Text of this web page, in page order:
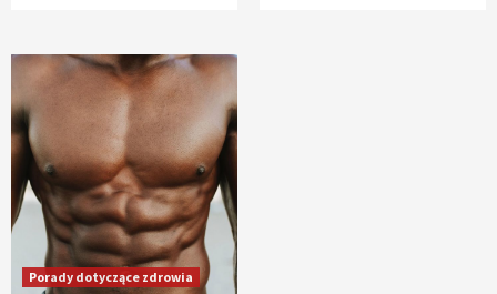
Porady dotyczące zdrowia